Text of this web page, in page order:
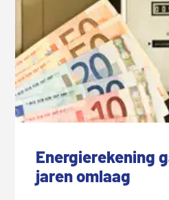
Energierekening
jaren omlaag